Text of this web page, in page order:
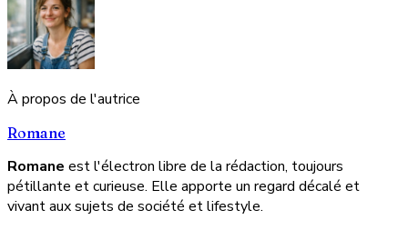
À propos de l'autrice
Romane
Romane est l'électron libre de la rédaction, toujours
pétillante et curieuse. Elle apporte un regard décalé et
vivant aux sujets de société et lifestyle.